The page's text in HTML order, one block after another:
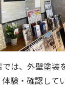
は、外壁塗装
験・確認して